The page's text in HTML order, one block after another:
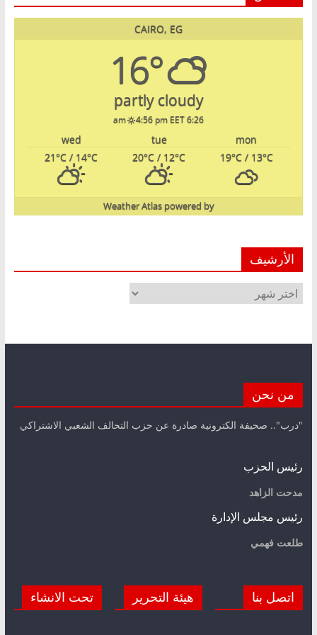
CAIRO, EG
16°
partly cloudy
6:26 am
4:56 pm EET
mon
tue
wed
19°C/ 13°C
20°C / 12°C
21°C / 14°C
powered by
Weather Atlas
الأرشيف
الأرشيف
من نحن
"درب".. صحيفة الكترونية صادرة عن حزب التحالف الشعبي الاشتراكي
رئيس الحزب
مدحت الزاهد
رئيس مجلس الإدارة
طلعت فهمي
اتصل بنا هيئة التحرير تحت الانشاء